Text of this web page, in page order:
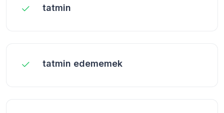
tatmin
tatmin edememek